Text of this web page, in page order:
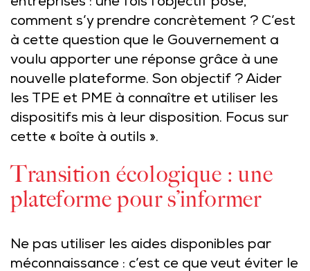
comment s’y prendre concrètement ? C’est
à cette question que le Gouvernement a
voulu apporter une réponse grâce à une
nouvelle plateforme. Son objectif ? Aider
les TPE et PME à connaître et utiliser les
dispositifs mis à leur disposition. Focus sur
cette « boîte à outils ».
Transition écologique : une
plateforme pour s’informer
Ne pas utiliser les aides disponibles par
méconnaissance : c’est ce que veut éviter le